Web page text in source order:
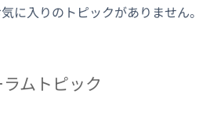
に入りのトピックがありません。
ムトピック